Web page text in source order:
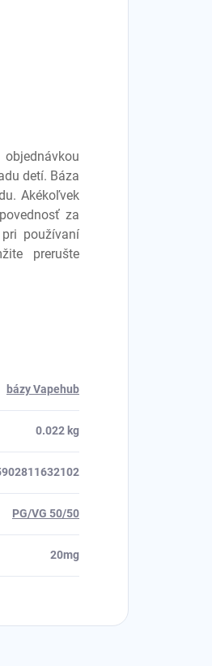
detí. Báza
Akékoľvek
za
používaní
prerušte
bázy Vapehub
0.022 kg
PG/VG 50/50
20mg